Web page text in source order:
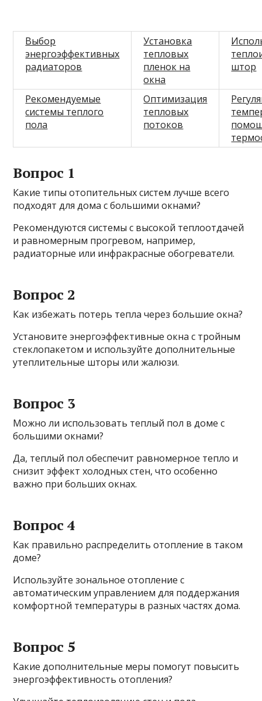
Выбор
энергоэффективных
радиаторов
Установка
тепловых
пленок на
окна
штор
Рекомендуемые
системы теплого
пола
Оптимизация
тепловых
потоков
Вопрос 1
Какие типы отопительных систем лучше всего
подходят для дома с большими окнами?
Рекомендуются системы с высокой теплоотдачей
и равномерным прогревом, например,
радиаторные или инфракрасные обогреватели.
Вопрос 2
Как избежать потерь тепла через большие окна?
Установите энергоэффективные окна с тройным
стеклопакетом и используйте дополнительные
утеплительные шторы или жалюзи.
Вопрос 3
Можно ли использовать теплый пол в доме с
большими окнами?
Да, теплый пол обеспечит равномерное тепло и
снизит эффект холодных стен, что особенно
важно при больших окнах.
Вопрос 4
Как правильно распределить отопление в таком
доме?
Используйте зональное отопление с
автоматическим управлением для поддержания
комфортной температуры в разных частях дома.
Вопрос 5
Какие дополнительные меры помогут повысить
энергоэффективность отопления?